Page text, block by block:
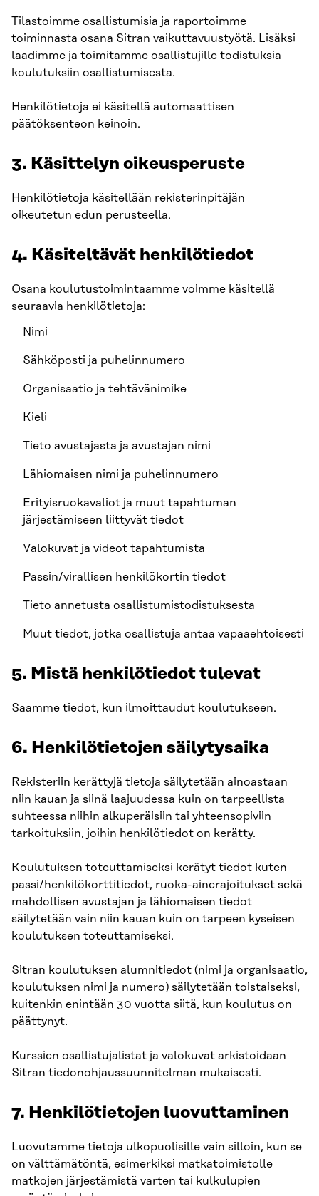
Tilastoimme osallistumisia ja raportoimme
toiminnasta osana Sitran vaikuttavuustyötä. Lisäksi
laadimme ja toimitamme osallistujille todistuksia
koulutuksiin osallistumisesta.
Henkilötietoja ei käsitellä automaattisen
päätöksenteon keinoin.
3. Käsittelyn oikeusperuste
Henkilötietoja käsitellään rekisterinpitäjän
oikeutetun edun perusteella.
4. Käsiteltävät henkilötiedot
Osana koulutustoimintaamme voimme käsitellä
seuraavia henkilötietoja:
Nimi
Sähköposti ja puhelinnumero
Organisaatio ja tehtävänimike
Kieli
Tieto avustajasta ja avustajan nimi
Lähiomaisen nimi ja puhelinnumero
Erityisruokavaliot ja muut tapahtuman
järjestämiseen liittyvät tiedot
Valokuvat ja videot tapahtumista
Passin/virallisen henkilökortin tiedot
Tieto annetusta osallistumistodistuksesta
Muut tiedot, jotka osallistuja antaa vapaaehtoisesti
5. Mistä henkilötiedot tulevat
Saamme tiedot, kun ilmoittaudut koulutukseen.
6. Henkilötietojen säilytysaika
Rekisteriin kerättyjä tietoja säilytetään ainoastaan
niin kauan ja siinä laajuudessa kuin on tarpeellista
suhteessa niihin alkuperäisiin tai yhteensopiviin
tarkoituksiin, joihin henkilötiedot on kerätty.
Koulutuksen toteuttamiseksi kerätyt tiedot kuten
passi/henkilökorttitiedot, ruoka-ainerajoitukset sekä
mahdollisen avustajan ja lähiomaisen tiedot
säilytetään vain niin kauan kuin on tarpeen kyseisen
koulutuksen toteuttamiseksi.
Sitran koulutuksen alumnitiedot (nimi ja organisaatio,
koulutuksen nimi ja numero) säilytetään toistaiseksi,
kuitenkin enintään 30 vuotta siitä, kun koulutus on
päättynyt.
Kurssien osallistujalistat ja valokuvat arkistoidaan
Sitran tiedonohjaussuunnitelman mukaisesti.
7. Henkilötietojen luovuttaminen
Luovutamme tietoja ulkopuolisille vain silloin, kun se
on välttämätöntä, esimerkiksi matkatoimistolle
matkojen järjestämistä varten tai kulkulupien